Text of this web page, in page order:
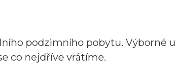
podzimního pobytu. Výborné
co nejdříve vrátíme.